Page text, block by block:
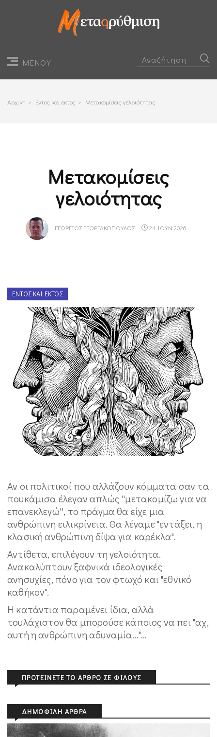
ΜΕΝΟΥ
Αρχικη > Εντος και εκτος > Μετακομίσεις γελοιότητας
Μετακομίσεις
γελοιότητας
ΓΕΏΡΓΙΟΣ ΓΕΩΡΓΑΚΌΠΟΥΛΟΣ 24 ΙΟΥΝ 2026
ΕΝΤΌΣ ΚΑΙ ΕΚΤΌΣ
Αν οι πολιτικοί που αλλάζουν κόμματα σαν τα
πουκάμισα έλεγαν απλώς ''μετακομίζω για να
επανεκλεγώ'', το πράγμα θα είχε μια
ανθρώπινη ειλικρίνεια. Θα λέγαμε "εντάξει, η
κλασική ανθρώπινη δίψα για καρέκλα".
Αντίθετα, επιλέγουν τη γελοιότητα.
Ανακαλύπτουν ξαφνικά ιδεολογικές
ανησυχίες, πόνο για τον φτωχό και "εθνικό
καθήκον".
Η κατάντια παραμένει ίδια, αλλά
τουλάχιστον θα μπορούσε κάποιος να πει "αχ,
αυτή η ανθρώπινη αδυναμία..."…
ΠΡΟΤΕΊΝΕΤΕ ΤΟ ΆΡΘΡΟ ΣΕ ΦΊΛΟΥΣ
ΔΗΜΟΦΙΛΉ ΆΡΘΡΑ